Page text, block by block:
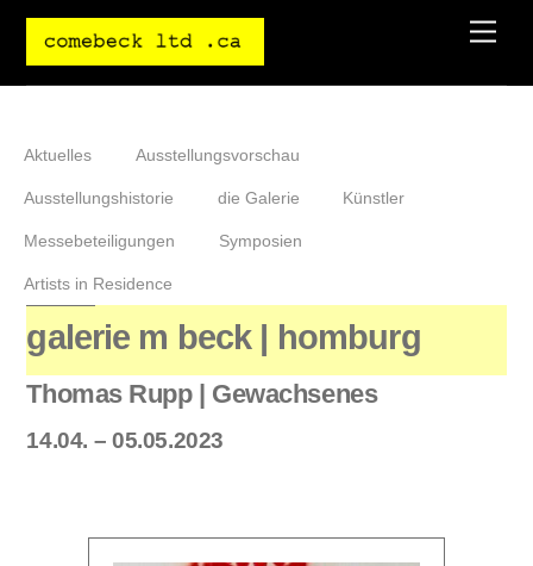
Aktuelles Ausstellungsvorschau
Ausstellungshistorie die Galerie Künstler
Messebeteiligungen Symposien
Artists in Residence
galerie m beck | homburg
Thomas Rupp | Gewachsenes
14.04. – 05.05.2023